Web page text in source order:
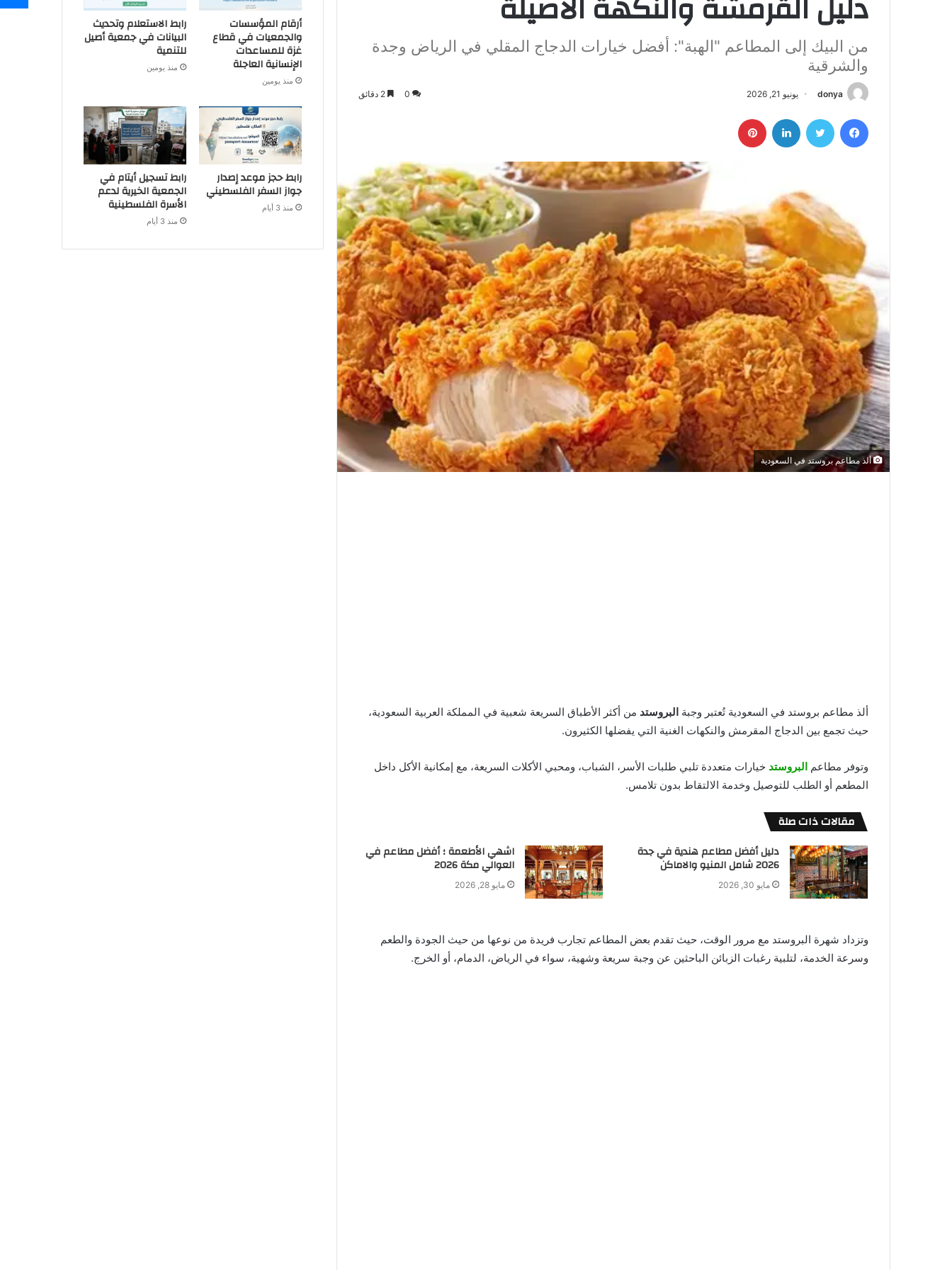
من البيك إلى المطاعم "الهبة": أفضل خيارات الدجاج المقلي في الرياض وجدة
والشرقية
donya يونيو 21, 2026 0
فيسبوك تويتر لينكدإن
ألذ مطاعم بروستد في السعودية
ألذ مطاعم بروستد في السعودية تُعتبر وجبة البروستد من أكثر الأطباق السريعة شعبية في المملكة العربية السعودية،
حيث تجمع بين الدجاج المقرمش والنكهات الغنية التي يفضلها الكثيرون.
وتوفر مطاعم البروستد خيارات متعددة تلبي طلبات الأسر، الشباب، ومحبي الأكلات السريعة، مع إمكانية الأكل داخل
المطعم أو الطلب للتوصيل وخدمة الالتقاط بدون تلامس.
مقالات ذات صلة
دليل أفضل مطاعم هندية في جدة
2026 شامل المنيو والاماكن
مايو 30, 2026
اشهي الأطعمة ؛ أفضل مطاعم في
العوالي مكة 2026
مايو 28, 2026
وتزداد شهرة البروستد مع مرور الوقت، حيث تقدم بعض المطاعم تجارب فريدة من نوعها من حيث الجودة والطعم
وسرعة الخدمة، لتلبية رغبات الزبائن الباحثين عن وجبة سريعة وشهية، سواء في الرياض، الدمام، أو الخرج.
أرقام المؤسسات
والجمعيات في قطاع
غزة للمساعدات
الإنسانية العاجلة
منذ يومين
رابط الاستعلام وتحديث
البيانات في جمعية أصيل
للتنمية
منذ يومين
رابط حجز موعد إصدار
جواز السفر الفلسطيني
منذ 3 أيام
رابط تسجيل أيتام في
الجمعية الخيرية لدعم
الأسرة الفلسطينية
منذ 3 أيام